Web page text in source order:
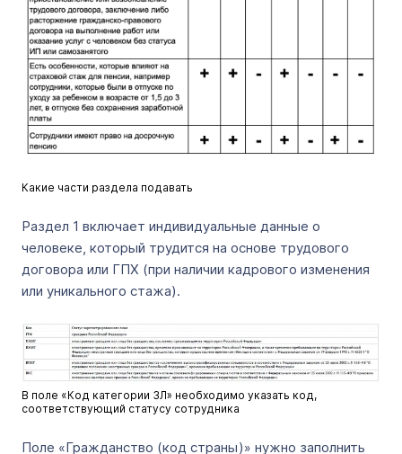
Какие части раздела подавать
Раздел 1 включает индивидуальные данные о
человеке, который трудится на основе трудового
договора или ГПХ (при наличии кадрового изменения
или уникального стажа).
В поле «Код категории ЗЛ» необходимо указать код,
соответствующий статусу сотрудника
Поле «Гражданство (код страны)» нужно заполнить